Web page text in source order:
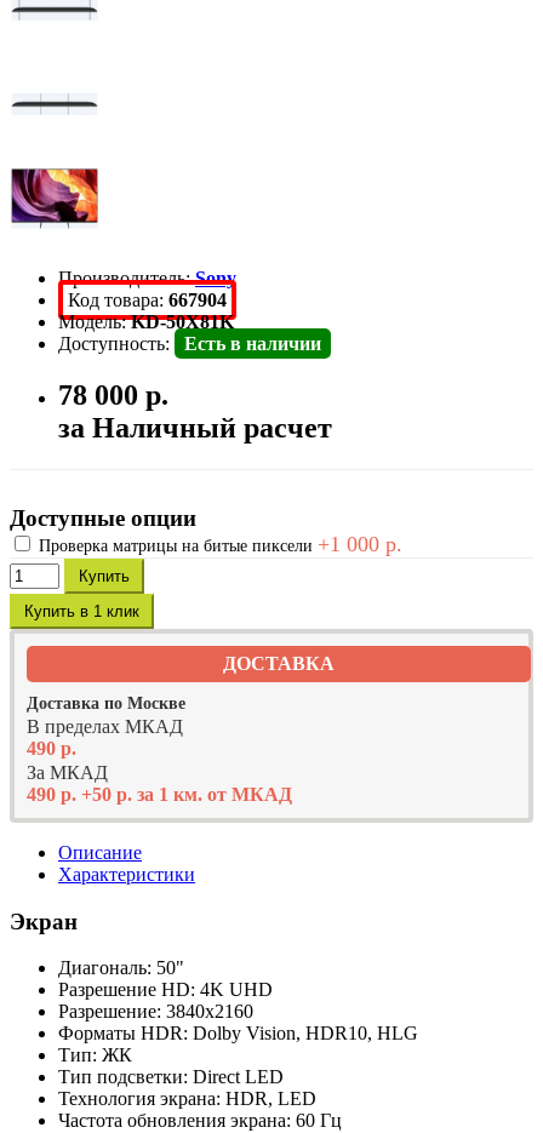
Производитель:Sony
Код товара: 667904
Модель:KD-50X81K
Доступность:
Есть в наличии
78 000 р.
за Наличный расчет
Доступные опции
Проверка матрицы на битые пиксели +1 000 р.
Купить
Купить в 1 клик
ДОСТАВКА
Доставка по Москве
В пределах МКАД
490 р.
За МКАД
490 р. +50 р. за 1 км. от МКАД
Описание
Характеристики
Экран
Диагональ: 50"
Разрешение HD: 4K UHD
Разрешение: 3840x2160
Форматы HDR: Dolby Vision, HDR10, HLG
Тип: ЖК
Тип подсветки: Direct LED
Технология экрана: HDR, LED
Частота обновления экрана: 60 Гц